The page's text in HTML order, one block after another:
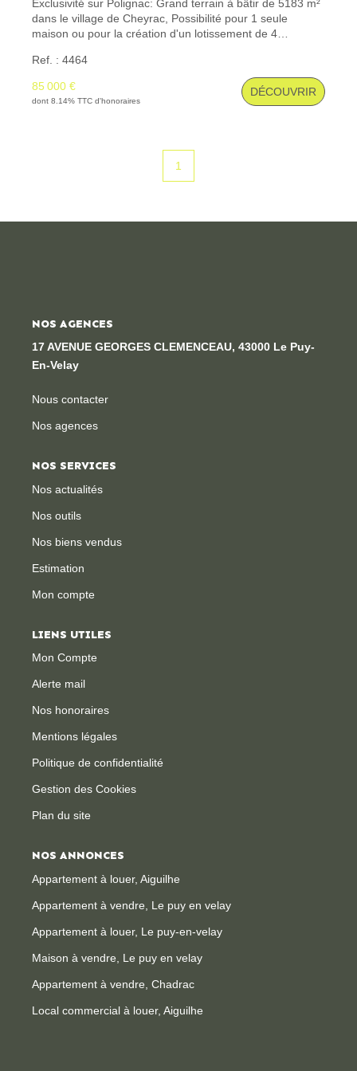
CONTACT
Exclusivité sur Polignac: Grand terrain à bâtir de 5183 m²
dans le village de Cheyrac, Possibilité pour 1 seule
maison ou pour la création d'un lotissement de 4
parcelle. 2 accès desservent la parcelle. Cu positif pour
plusieurs maisons (novembre 2024) Etude des sols
disponible sur demande. A découvrir rapidement!
Ref. : 4464
85 000 €
dont 8.14% TTC d'honoraires
DÉCOUVRIR
1
NOS AGENCES
17 AVENUE GEORGES CLEMENCEAU, 43000 Le Puy-
En-Velay
Nous contacter
Nos agences
NOS SERVICES
Nos actualités
Nos outils
Nos biens vendus
Estimation
Mon compte
LIENS UTILES
Mon Compte
Alerte mail
Nos honoraires
Mentions légales
Politique de confidentialité
Gestion des Cookies
Plan du site
NOS ANNONCES
Appartement à louer, Aiguilhe
Appartement à vendre, Le puy en velay
Appartement à louer, Le puy-en-velay
Maison à vendre, Le puy en velay
Appartement à vendre, Chadrac
Local commercial à louer, Aiguilhe